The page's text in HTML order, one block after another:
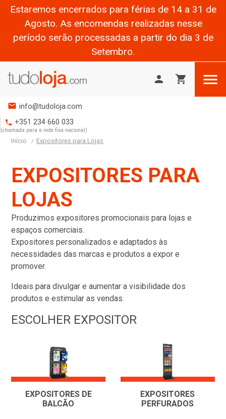
Estaremos encerrados para férias de 14 a 31 de
Agosto. As encomendas realizadas nesse
período serão processadas a partir do dia 3 de
Setembro.
person shopping_cart 
mail info@tudoloja.com
phone +351 234 660 033
(chamada para a rede fixa nacional)
Início Expositores para Lojas
EXPOSITORES PARA
LOJAS
Produzimos expositores promocionais para lojas e
espaços comerciais.
Expositores personalizados e adaptados às
necessidades das marcas e produtos a expor e
promover.
Ideais para divulgar e aumentar a visibilidade dos
produtos e estimular as vendas.
ESCOLHER EXPOSITOR
EXPOSITORES DE
BALCÃO
EXPOSITORES
PERFURADOS